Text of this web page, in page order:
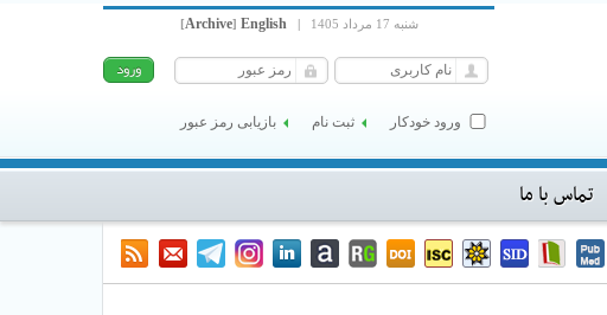
شنبه 17 مرداد 1405 |
English
[Archive]
ورود خودکار ثبت نام بازیابی رمز عبور
تماس با ما